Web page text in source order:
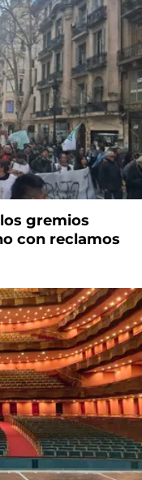
gremios
con reclamos